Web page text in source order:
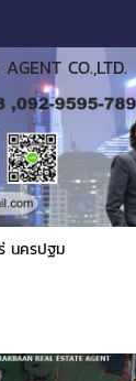
CO.,LTD.
นครปฐม